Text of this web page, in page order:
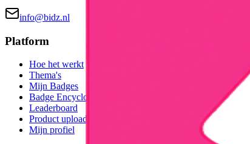
info@bidz.nl
Platform
Hoe het werkt
Thema's
Mijn Badges
Badge Encyclopedia
Leaderboard
Product uploaden
Mijn profiel